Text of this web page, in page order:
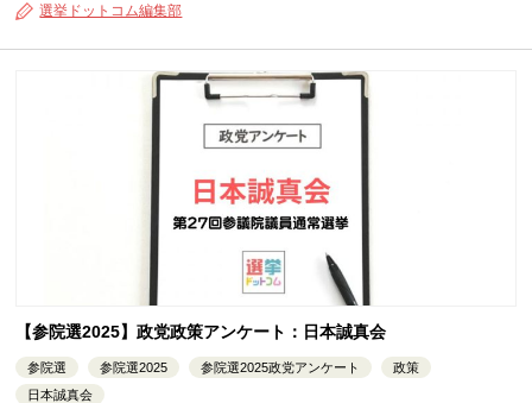
選挙ドットコム編集部
【参院選2025】政党政策アンケート：日本誠真会
参院選 参院選2025 参院選2025政党アンケート
政策
日本誠真会